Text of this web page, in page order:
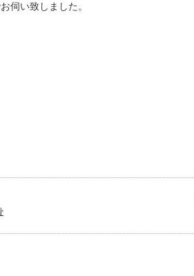
伺い致しました。